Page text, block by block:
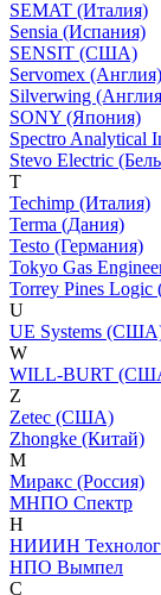
SEMAT (Италия)
Sensia (Испания)
SENSIT (США)
Servomex (Англия)
Silverwing
SONY (Япония)
Spectro Analytical
Stevo Electric
T
Techimp (Италия)
Terma (Дания)
Testo (Германия)
Tokyo Gas
Torrey Pines
U
UE Systems
W
WILL-BURT
Z
Zetec (США)
Zhongke (Китай)
М
Миракс (Россия)
МНПО Спектр
Н
НИИИН
НПО Вымпел
С